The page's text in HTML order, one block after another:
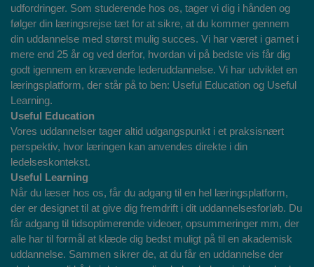
udfordringer. Som studerende hos os, tager vi dig i hånden og
følger din læringsrejse tæt for at sikre, at du kommer gennem
din uddannelse med størst mulig succes. Vi har været i gamet i
mere end 25 år og ved derfor, hvordan vi på bedste vis får dig
godt igennem en krævende lederuddannelse. Vi har udviklet en
læringsplatform, der står på to ben: Useful Education og Useful
Learning.
Useful Education
Vores uddannelser tager altid udgangspunkt i et praksisnært
perspektiv, hvor læringen kan anvendes direkte i din
ledelseskontekst.
Useful Learning
Når du læser hos os, får du adgang til en hel læringsplatform,
der er designet til at give dig fremdrift i dit uddannelsesforløb. Du
får adgang til tidsoptimerende videoer, opsummeringer mm, der
alle har til formål at klæde dig bedst muligt på til en akademisk
uddannelse. Sammen sikrer de, at du får en uddannelse der